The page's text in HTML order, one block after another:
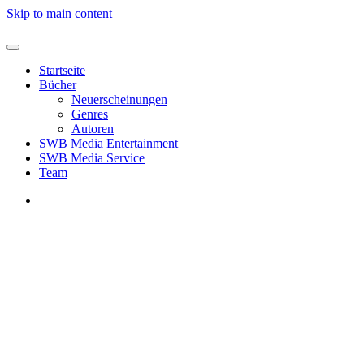
Skip to main content
Startseite
Bücher
Neuerscheinungen
Genres
Autoren
SWB Media Entertainment
SWB Media Service
Team